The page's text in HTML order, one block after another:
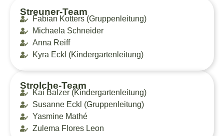
Streuner-Team
Fabian Kotters (Gruppenleitung)
Michaela Schneider
Anna Reiff
Kyra Eckl (Kindergartenleitung)
Strolche-Team
Kai Balzer (Kindergartenleitung)
Susanne Eckl (Gruppenleitung)
Yasmine Mathé
Zulema Flores Leon